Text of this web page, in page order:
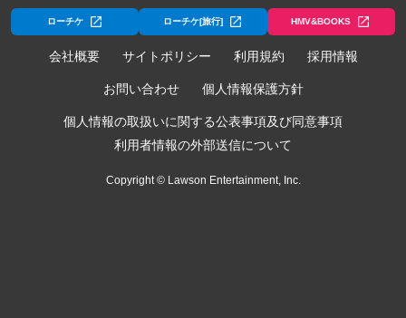
ローチケ ローチケ[旅行] HMV&BOOKS
会社概要 サイトポリシー 利用規約 採用情報
お問い合わせ 個人情報保護方針
個人情報の取扱いに関する公表事項及び同意事項
利用者情報の外部送信について
Copyright © Lawson Entertainment, Inc.